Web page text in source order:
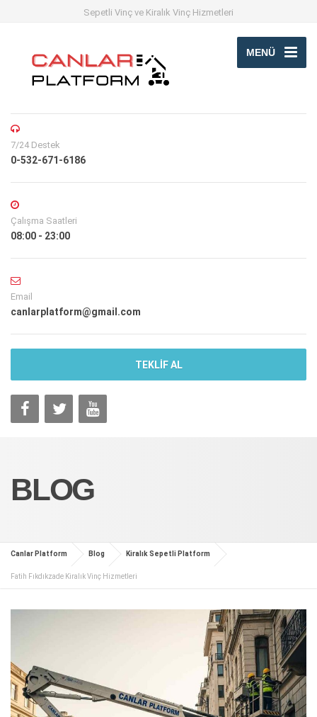
Sepetli Vinç ve Kiralık Vinç Hizmetleri
MENÜ
7/24 Destek
0-532-671-6186
Çalışma Saatleri
08:00 - 23:00
Email
canlarplatform@gmail.com
TEKLİF AL
BLOG
Canlar Platform Blog Kiralık Sepetli Platform
Fatih Fıkdıkzade Kiralık Vinç Hizmetleri